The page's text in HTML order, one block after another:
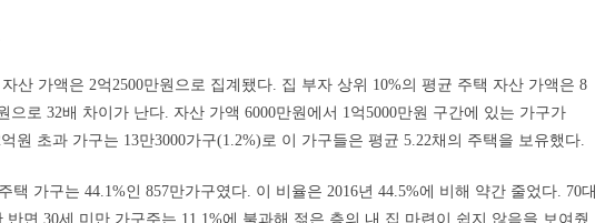
산 가액은 2억2500만원으로 집계됐다. 집 부자 상위 10%의 평균 주택 자산 가액은 8
으로 32배 차이가 난다. 자산 가액 6000만원에서 1억5000만원 구간에 있는 가구가
원 초과 가구는 13만3000가구(1.2%)로 이 가구들은 평균 5.22채의 주택을 보유했다.
택 가구는 44.1%인 857만가구였다. 이 비율은 2016년 44.5%에 비해 약간 줄었다. 70대
반면 30세 미만 가구주는 11.1%에 불과해 젊은 층의 내 집 마련이 쉽지 않음을 보여줬